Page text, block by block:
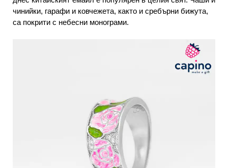
чинийки, гарафи и ковчежета, както и сребърни бижута,
са покрити с небесни монограми.